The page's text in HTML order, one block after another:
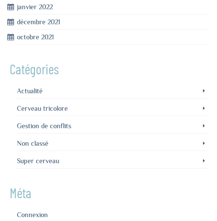
janvier 2022
décembre 2021
octobre 2021
Catégories
Actualité
Cerveau tricolore
Gestion de conflits
Non classé
Super cerveau
Méta
Connexion